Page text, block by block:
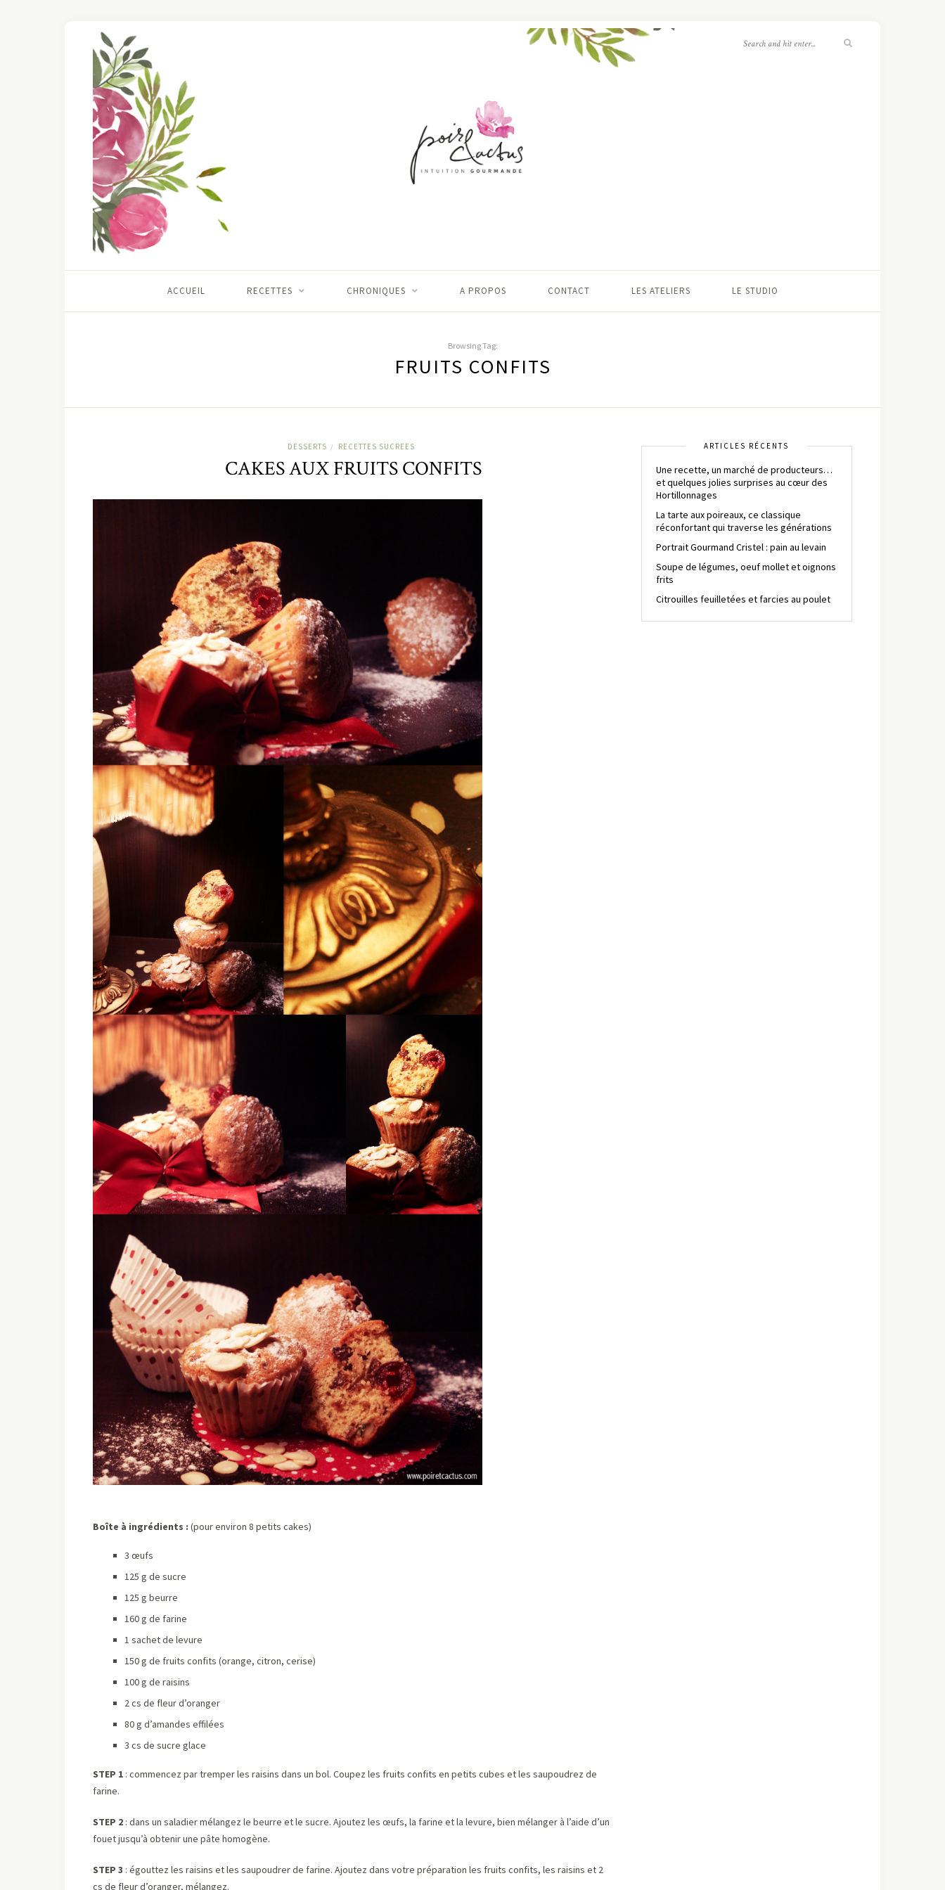
ACCUEIL RECETTES CHRONIQUES A PROPOS CONTACT LES ATELIERS LE STUDIO
Browsing Tag:
FRUITS CONFITS
DESSERTS / RECETTES SUCREES
CAKES AUX FRUITS CONFITS
Boîte à ingrédients : (pour environ 8 petits cakes)
3 œufs
125 g de sucre
125 g beurre
160 g de farine
1 sachet de levure
150 g de fruits confits (orange, citron, cerise)
100 g de raisins
2 cs de fleur d’oranger
80 g d’amandes effilées
3 cs de sucre glace
STEP 1 : commencez par tremper les raisins dans un bol. Coupez les fruits confits en petits cubes et les saupoudrez de
farine.
STEP 2 : dans un saladier mélangez le beurre et le sucre. Ajoutez les œufs, la farine et la levure, bien mélanger à l’aide d’un
fouet jusqu’à obtenir une pâte homogène.
STEP 3 : égouttez les raisins et les saupoudrer de farine. Ajoutez dans votre préparation les fruits confits, les raisins et 2
cs de fleur d’oranger, mélangez.
ARTICLES RÉCENTS
Une recette, un marché de producteurs…
et quelques jolies surprises au cœur des
Hortillonnages
La tarte aux poireaux, ce classique
réconfortant qui traverse les générations
Portrait Gourmand Cristel : pain au levain
Soupe de légumes, oeuf mollet et oignons
frits
Citrouilles feuilletées et farcies au poulet